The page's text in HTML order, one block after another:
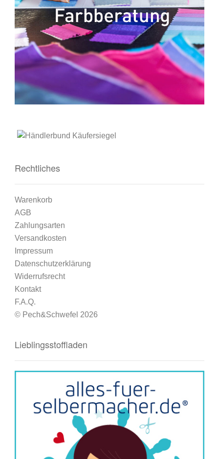
Rechtliches
Warenkorb
AGB
Zahlungsarten
Versandkosten
Impressum
Datenschutzerklärung
Widerrufsrecht
Kontakt
F.A.Q.
© Pech&Schwefel 2026
Lieblingsstoffladen